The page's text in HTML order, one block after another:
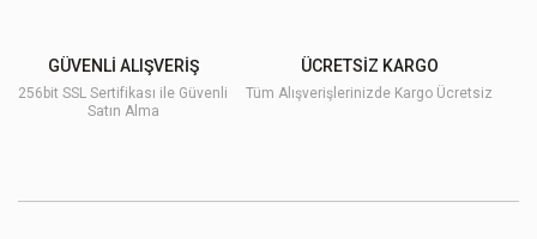
GÜVENLİ ALIŞVERİŞ
256bit SSL Sertifikası ile Güvenli
Satın Alma
ÜCRETSİZ KARGO
Tüm Alışverişlerinizde Kargo Ücretsiz